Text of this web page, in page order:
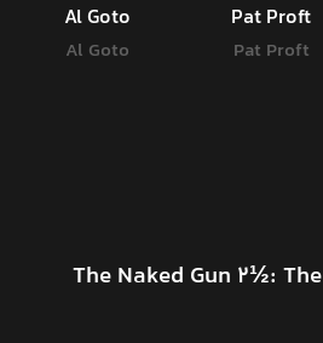
Pat Proft
Pat Proft
Al Goto
Al Goto
تیزرها و تصاویر The Naked Gun 2½: The